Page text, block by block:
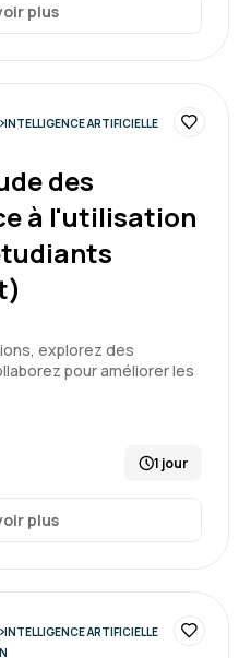
de l'art
l'IA
plus
INTELLIGENCE ARTIFICIELLE
des
à l'utilisation
explorez des
pour améliorer les
1 jour
plus
INTELLIGENCE ARTIFICIELLE